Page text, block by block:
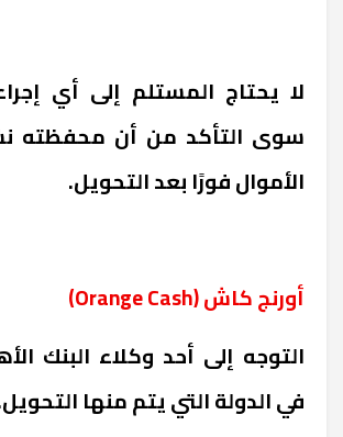
لا يحتاج المستلم إلى أي
سوى التأكد من أن محفظته
الأموال فورًا بعد التحويل.
أورنج كاش (Orange Cash
)
التوجه إلى أحد وكلاء البنك
في الدولة التي يتم منها